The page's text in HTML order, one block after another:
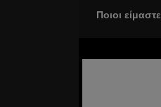
Ποιοι είμαστε